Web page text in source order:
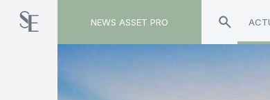
NEWS ASSET PRO
Toute l'actualité sur le tag "VIP Conseils"